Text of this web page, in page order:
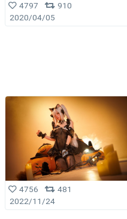
4797
910
2020/04/05
4756
481
2022/11/24